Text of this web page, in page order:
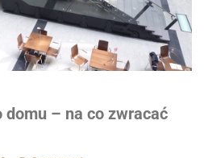
– na co zwracać